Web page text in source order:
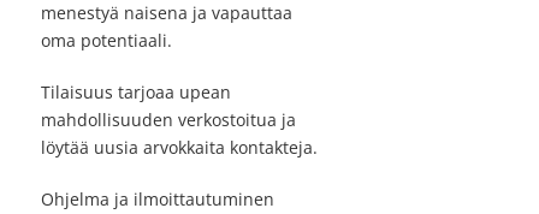
menestyä naisena ja vapauttaa
oma potentiaali.
Tilaisuus tarjoaa upean
mahdollisuuden verkostoitua ja
löytää uusia arvokkaita kontakteja.
Ohjelma ja ilmoittautuminen